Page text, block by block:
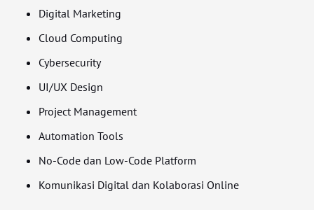
Digital Marketing
Cloud Computing
Cybersecurity
UI/UX Design
Project Management
Automation Tools
No-Code dan Low-Code Platform
Komunikasi Digital dan Kolaborasi Online